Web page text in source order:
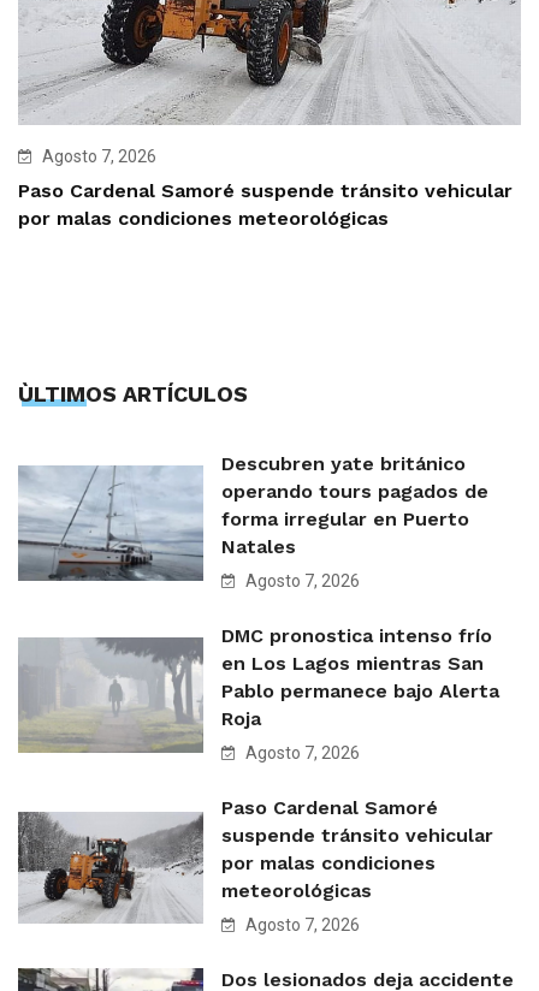
Agosto 7, 2026
Paso Cardenal Samoré suspende tránsito vehicular
por malas condiciones meteorológicas
ÙLTIMOS ARTÍCULOS
Descubren yate británico
operando tours pagados de
forma irregular en Puerto
Natales
Agosto 7, 2026
DMC pronostica intenso frío
en Los Lagos mientras San
Pablo permanece bajo Alerta
Roja
Agosto 7, 2026
Paso Cardenal Samoré
suspende tránsito vehicular
por malas condiciones
meteorológicas
Agosto 7, 2026
Dos lesionados deja accidente